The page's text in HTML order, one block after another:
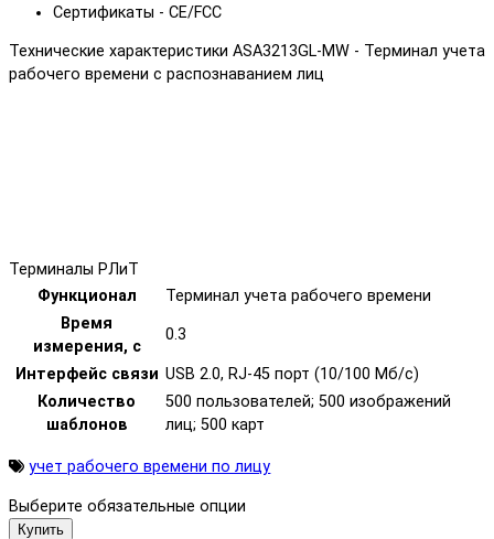
Сертификаты - CE/FCC
Технические характеристики ASA3213GL-MW - Терминал учета
рабочего времени с распознаванием лиц
Терминалы РЛиТ
Функционал
Терминал учета рабочего времени
Время
измерения, с
0.3
Интерфейс связи USB 2.0, RJ-45 порт (10/100 Mб/с)
Количество
шаблонов
500 пользователей; 500 изображений
лиц; 500 карт
учет рабочего времени по лицу
Выберите обязательные опции
Купить